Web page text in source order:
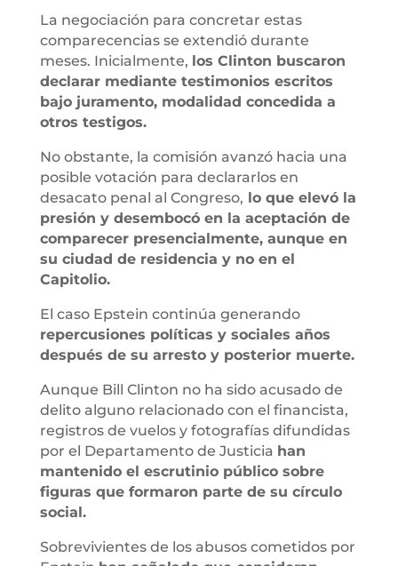
La negociación para concretar estas
comparecencias se extendió durante
meses. Inicialmente, los Clinton buscaron
declarar mediante testimonios escritos
bajo juramento, modalidad concedida a
otros testigos.
No obstante, la comisión avanzó hacia una
posible votación para declararlos en
desacato penal al Congreso, lo que elevó la
presión y desembocó en la aceptación de
comparecer presencialmente, aunque en
su ciudad de residencia y no en el
Capitolio.
El caso Epstein continúa generando
repercusiones políticas y sociales años
después de su arresto y posterior muerte.
Aunque Bill Clinton no ha sido acusado de
delito alguno relacionado con el financista,
registros de vuelos y fotografías difundidas
por el Departamento de Justicia han
mantenido el escrutinio público sobre
figuras que formaron parte de su círculo
social.
Sobrevivientes de los abusos cometidos por